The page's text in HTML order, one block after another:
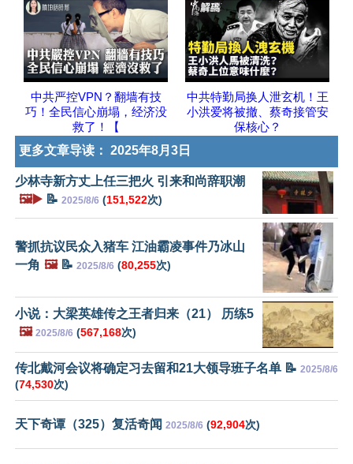
中共严控VPN？翻墙有技
巧！全民信心崩塌，经济没
救了！【
中共特勤局换人泄玄机！王
小洪爱将被撤、蔡奇接管安
保核心？
更多文章导读： 2025年8月3日
少林寺新方丈上任三把火 引来和尚辞职潮
🖼️▶️ 📝 2025/8/6 (151,522次)
警抓抗议民众入猪车 江油霸凌事件乃冰山
一角 🖼️📝 2025/8/6 (80,255次)
小说：大梁英雄传之王者归来（21） 历练5
🖼️ 2025/8/6 (567,168次)
传北戴河会议将确定习去留和21大领导班子名单 📝 2025/8/6
(74,530次)
天下奇谭（325）复活奇闻 2025/8/6 (92,904次)